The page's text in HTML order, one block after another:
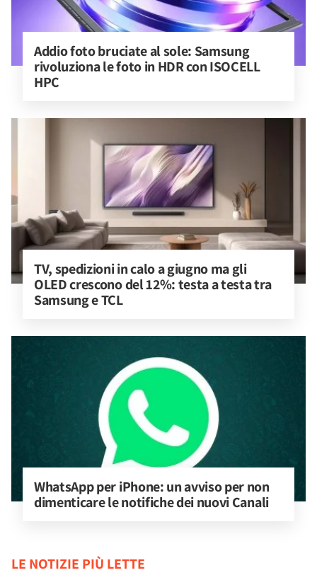
Addio foto bruciate al sole: Samsung
rivoluziona le foto in HDR con ISOCELL
HPC
TV, spedizioni in calo a giugno ma gli
OLED crescono del 12%: testa a testa tra
Samsung e TCL
WhatsApp per iPhone: un avviso per non
dimenticare le notifiche dei nuovi Canali
LE NOTIZIE PIÙ LETTE